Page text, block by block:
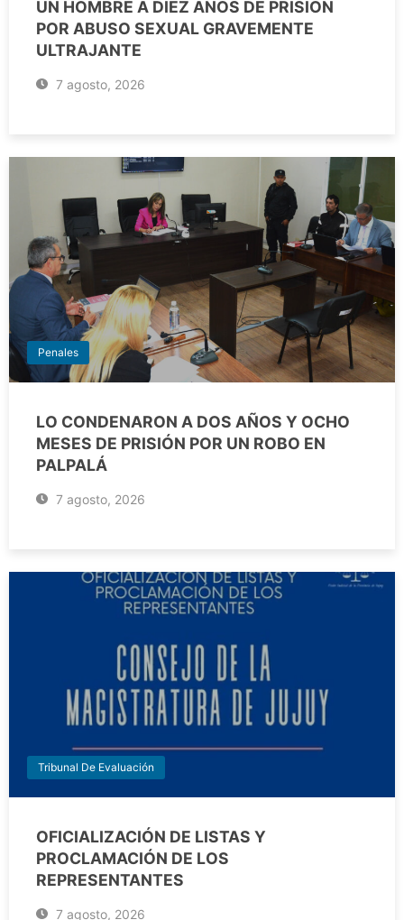
UN HOMBRE A DIEZ AÑOS DE PRISIÓN
POR ABUSO SEXUAL GRAVEMENTE
ULTRAJANTE
7 agosto, 2026
Penales
LO CONDENARON A DOS AÑOS Y OCHO
MESES DE PRISIÓN POR UN ROBO EN
PALPALÁ
7 agosto, 2026
Tribunal De Evaluación
OFICIALIZACIÓN DE LISTAS Y
PROCLAMACIÓN DE LOS
REPRESENTANTES
7 agosto, 2026